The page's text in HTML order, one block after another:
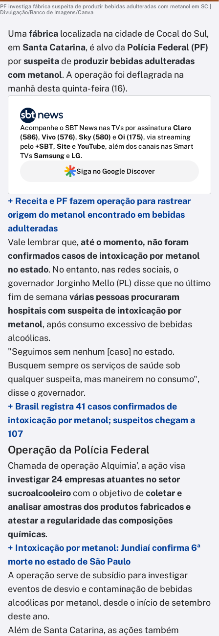
PF investiga fábrica suspeita de produzir bebidas adulteradas com metanol em SC |
Divulgação/Banco de Imagens/Canva
Uma fábrica localizada na cidade de Cocal do Sul,
em Santa Catarina, é alvo da Polícia Federal (PF)
porsuspeitade produzir bebidas adulteradas
com metanol. A operação foi deflagrada na
manhã desta quinta-feira (16).
Acompanhe o SBT News nas TVs por assinatura Claro
(586), Vivo (576), Sky (580) eOi (175), via streaming
pelo+SBT, SiteeYouTube, além dos canais nas Smart
TVsSamsunge LG.
Siga no Google Discover
+ Receita e PF fazem operação para rastrear
origem do metanol encontrado em bebidas
adulteradas
Vale lembrar que, até o momento, não foram
confirmados casos de intoxicação por metanol
no estado. No entanto, nas redes sociais, o
governador Jorginho Mello (PL) disse que no último
fim de semana várias pessoas procuraram
hospitais com suspeita de intoxicação por
metanol, após consumo excessivo de bebidas
alcoólicas.
"Seguimos sem nenhum [caso] no estado.
Busquem sempre os serviços de saúde sob
qualquer suspeita, mas maneirem no consumo",
disse o governador.
+ Brasil registra 41 casos confirmados de
intoxicação por metanol; suspeitos chegam a
107
Operação da Polícia Federal
Chamada de operação Alquimia’, a ação visa
investigar 24 empresas atuantes no setor
sucroalcooleirocom o objetivo decoletar e
analisar amostras dos produtos fabricados e
atestar a regularidade das composições
químicas.
+ Intoxicação por metanol: Jundiaí confirma 6ª
morte no estado de São Paulo
A operação serve de subsídio para investigar
eventos de desvio e contaminação de bebidas
alcoólicas por metanol, desde o início de setembro
deste ano.
Além de Santa Catarina, as ações também